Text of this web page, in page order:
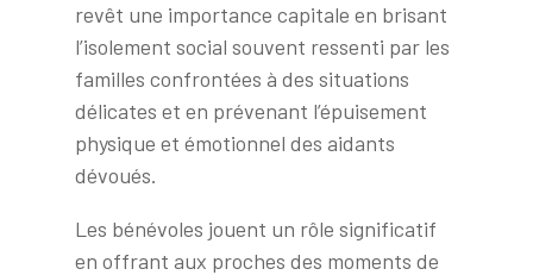
revêt une importance capitale en brisant
l’isolement social souvent ressenti par les
familles confrontées à des situations
délicates et en prévenant l’épuisement
physique et émotionnel des aidants
dévoués.
Les bénévoles jouent un rôle significatif
en offrant aux proches des moments de